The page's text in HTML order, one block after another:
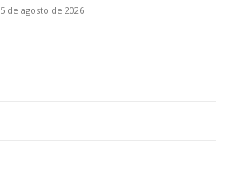
5 de agosto de 2026